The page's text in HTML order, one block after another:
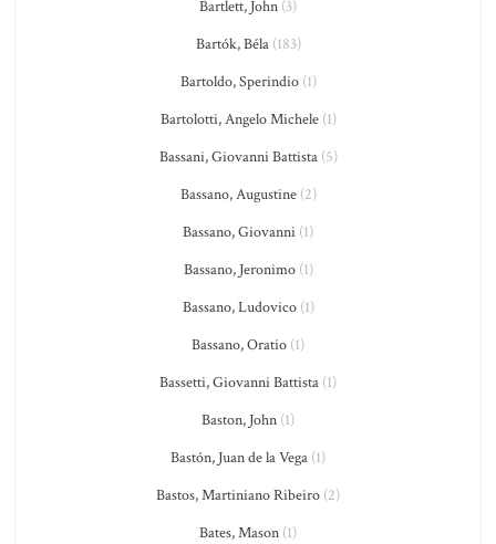
Bartlett, John (3)
Bartók, Béla(183)
Bartoldo, Sperindio(1)
Bartolotti, Angelo Michele(1)
Bassani, Giovanni Battista(5)
Bassano, Augustine(2)
Bassano, Giovanni (1)
Bassano, Jeronimo(1)
Bassano, Ludovico(1)
Bassano, Oratio (1)
Bassetti, Giovanni Battista (1)
Baston, John (1)
Bastón, Juan de la Vega (1)
Bastos, Martiniano Ribeiro (2)
Bates, Mason (1)